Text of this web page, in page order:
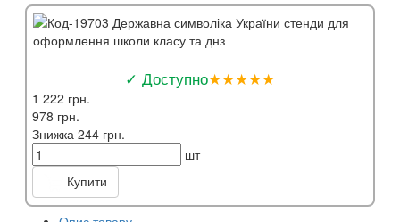
✓ Доступно★★★★★
1 222 грн.
978 грн.
Знижка 244 грн.
шт
Купити